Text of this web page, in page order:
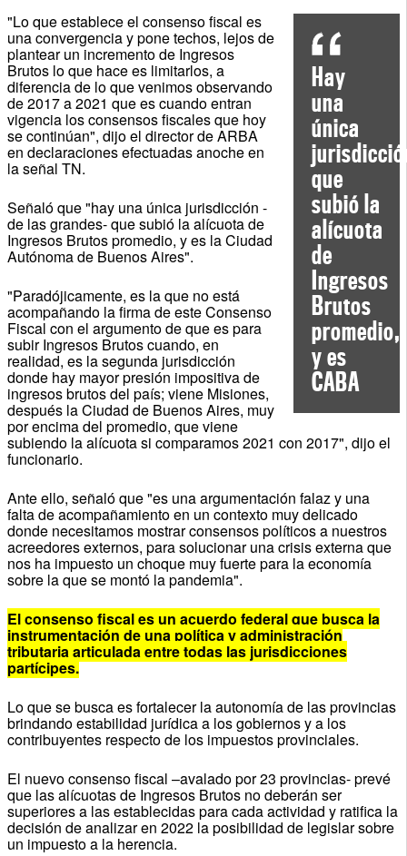
Hay
una
única
que
subió la
alícuota
de
Ingresos
Brutos
promedio,
y es
CABA
"Lo que establece el consenso fiscal es
una convergencia y pone techos, lejos de
plantear un incremento de Ingresos
Brutos lo que hace es limitarlos, a
diferencia de lo que venimos observando
de 2017 a 2021 que es cuando entran
vigencia los consensos fiscales que hoy
se continúan", dijo el director de ARBA
en declaraciones efectuadas anoche en
la señal TN.
Señaló que "hay una única jurisdicción -
de las grandes- que subió la alícuota de
Ingresos Brutos promedio, y es la Ciudad
Autónoma de Buenos Aires".
"Paradójicamente, es la que no está
acompañando la firma de este Consenso
Fiscal con el argumento de que es para
subir Ingresos Brutos cuando, en
realidad, es la segunda jurisdicción
donde hay mayor presión impositiva de
ingresos brutos del país; viene Misiones,
después la Ciudad de Buenos Aires, muy
por encima del promedio, que viene
subiendo la alícuota si comparamos 2021 con 2017", dijo el
funcionario.
Ante ello, señaló que "es una argumentación falaz y una
falta de acompañamiento en un contexto muy delicado
donde necesitamos mostrar consensos políticos a nuestros
acreedores externos, para solucionar una crisis externa que
nos ha impuesto un choque muy fuerte para la economía
sobre la que se montó la pandemia".
El consenso fiscal es un acuerdo federal que busca la
instrumentación de una política y administración
tributaria articulada entre todas las jurisdicciones
partícipes.
Lo que se busca es fortalecer la autonomía de las provincias
brindando estabilidad jurídica a los gobiernos y a los
contribuyentes respecto de los impuestos provinciales.
El nuevo consenso fiscal –avalado por 23 provincias- prevé
que las alícuotas de Ingresos Brutos no deberán ser
superiores a las establecidas para cada actividad y ratifica la
decisión de analizar en 2022 la posibilidad de legislar sobre
un impuesto a la herencia.